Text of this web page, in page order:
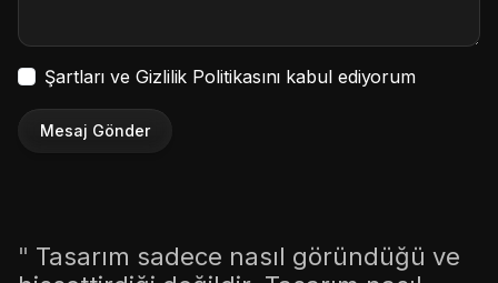
Şartları ve Gizlilik Politikasını kabul ediyorum
Mesaj Gönder
" Tasarım sadece nasıl göründüğü ve